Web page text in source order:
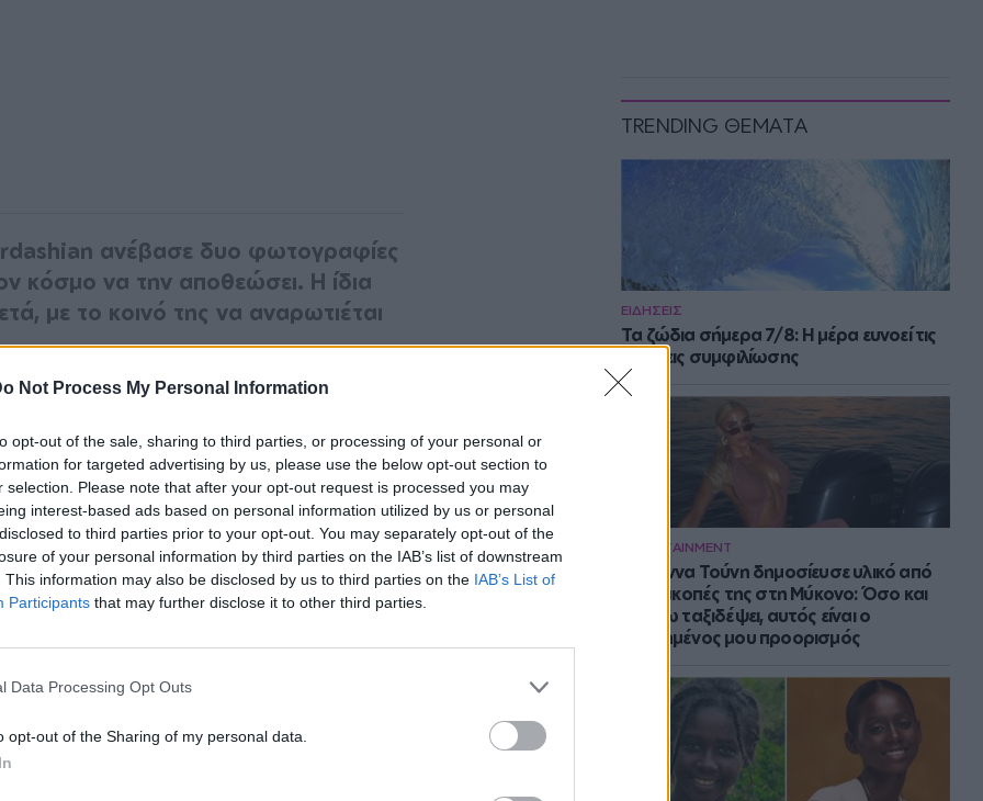
Not Process My Personal Information
opt-out of the sale, sharing to third parties, or processing of your personal or
for targeted advertising by us, please use the below opt-out section to
selection. Please note that after your opt-out request is processed you may
interest-based ads based on personal information utilized by us or personal
to third parties prior to your opt-out. You may separately opt-out of the
of your personal information by third parties on the IAB’s list of downstream
This information may also be disclosed by us to third parties on the IAB’s List of
Participants that may further disclose it to other third parties.
Data Processing Opt Outs
opt-out of the Sharing of my personal data.
TRENDING ΘΕΜΑΤΑ
ΕΙΔΗΣΕΙΣ
Τα ζώδια σήμερα 7/8: Η μέρα ευνοεί τις
κινήσεις συμφιλίωσης
ENTERTAINMENT
Η Ιωάννα Τούνη δημοσίευσε υλικό από
τις διακοπές της στη Μύκονο: Όσο και
αν έχω ταξιδέψει, αυτός είναι ο
αγαπημένος μου προορισμός
ανέβασε δυο φωτογραφίες
κόσμο να την αποθεώσει. Η ίδια
με το κοινό της να αναρωτιέται
τηλεπερσόνα εμφανίζεται φορώντας
δίπλα στην πισίνα, δείχνοντας το
χωρίς φίλτρας και photoshop.
τις φωτογραφίες αυτές;
χαμό που κάνουν στα social media με τις
είναι πάντα στιλάτες, πανέμορφες και
κάτι διαφορετικό, σχολιάζονται
και στην περίπτωση της Kourtney, η
φωτογραφίες, μετά τις διέγραψε.